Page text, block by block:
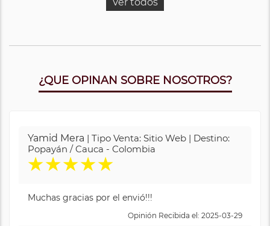
¿QUE OPINAN SOBRE NOSOTROS?
Yamid Mera | Tipo Venta: Sitio Web | Destino:
Popayán / Cauca - Colombia
★★★★★
Muchas gracias por el envió!!!
Opinión Recibida el: 2025-03-29